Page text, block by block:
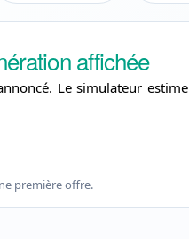
affichée
Le simulateur
première offre.